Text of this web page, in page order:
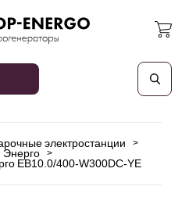
электростанции >
Энерго >
EB10.0/400-W300DC-YE